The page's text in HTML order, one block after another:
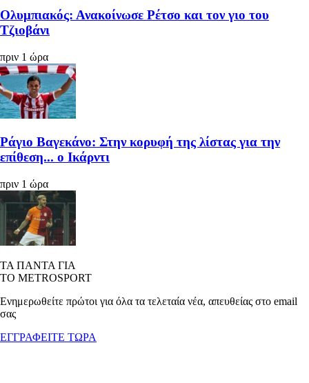
Ολυμπιακός: Ανακοίνωσε Ρέτσο και τον γιο του
Τζιοβάνι
πριν 1 ώρα
Ράγιο Βαγεκάνο: Στην κορυφή της λίστας για την
επίθεση... ο Ικάρντι
πριν 1 ώρα
ΤΑ ΠΑΝΤΑ ΓΙΑ
ΤΟ METROSPORT
Ενημερωθείτε πρώτοι για όλα τα τελεταία νέα, απευθείας στο email
σας
ΕΓΓΡΑΦΕΙΤΕ ΤΩΡΑ